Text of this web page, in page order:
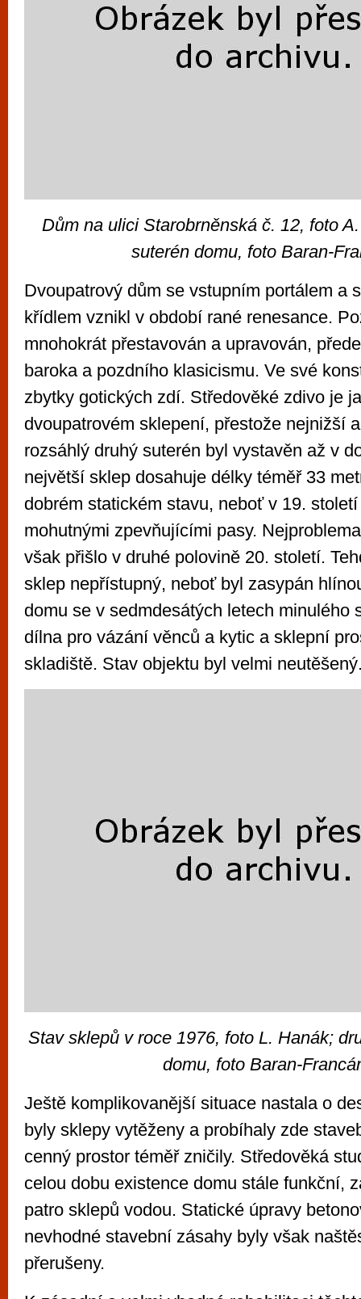
Dům na ulici Starobrněnská č. 12, foto
suterén domu, foto Baran-
Dvoupatrový dům se vstupním portálem a
křídlem vznikl v období rané renesance.
mnohokrát přestavován a upravován,
baroka a pozdního klasicismu. Ve své
zbytky gotických zdí. Středověké zdivo je
dvoupatrovém sklepení, přestože nejnižší
rozsáhlý druhý suterén byl vystavěn až v
největší sklep dosahuje délky téměř 33
dobrém statickém stavu, neboť v 19.
mohutnými zpevňujícími pasy.
však přišlo v druhé polovině 20. století.
sklep nepřístupný, neboť byl zasypán
domu se v sedmdesátých letech minulého
dílna pro vázání věnců a kytic a sklepní
skladiště. Stav objektu byl velmi
Stav sklepů v roce 1976, foto L. Hanák;
domu, foto Baran-
Ještě komplikovanější situace nastala o
byly sklepy vytěženy a probíhaly zde
cenný prostor téměř zničily. Středověká
celou dobu existence domu stále funkční,
patro sklepů vodou. Statické úpravy
nevhodné stavební zásahy byly však
přerušeny.